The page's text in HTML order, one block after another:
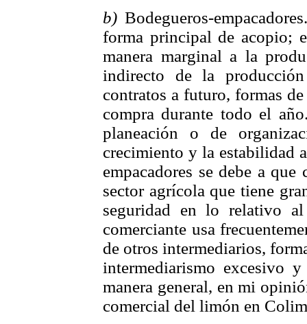
b) Bodegueros-
forma principal de acopio;
manera marginal a la
indirecto de la
contratos a futuro, formas
compra durante todo el
planeación o de
crecimiento y la estabilidad
empacadores se debe a
sector agrícola que tiene
seguridad en lo relativo
comerciante usa
de otros intermediarios,
intermediarismo excesivo
manera general, en mi
comercial del limón en